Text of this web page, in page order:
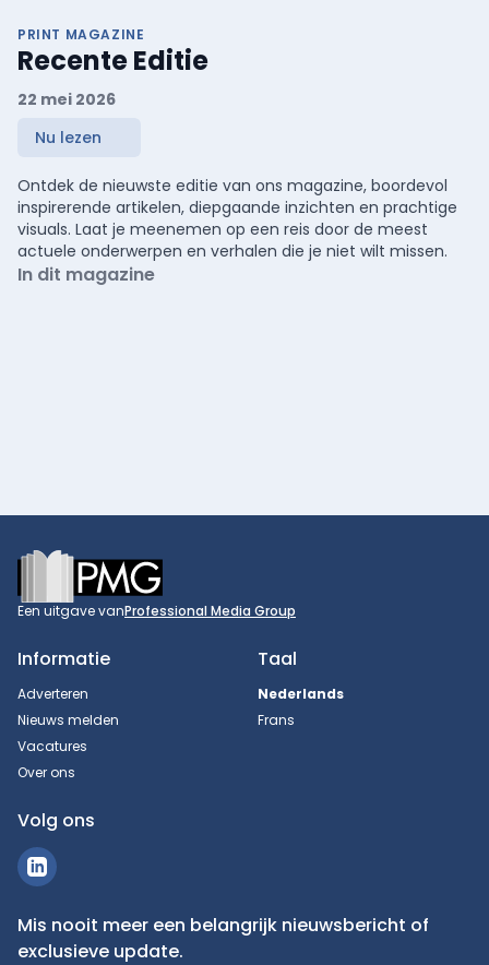
PRINT MAGAZINE
Recente Editie
22 mei 2026
Nu lezen
Ontdek de nieuwste editie van ons magazine, boordevol
inspirerende artikelen, diepgaande inzichten en prachtige
visuals. Laat je meenemen op een reis door de meest
actuele onderwerpen en verhalen die je niet wilt missen.
In dit magazine
Footer
Een uitgave vanProfessional Media Group
Informatie
Adverteren
Nieuws melden
Vacatures
Over ons
Taal
Nederlands
Frans
Volg ons
Mis nooit meer een belangrijk nieuwsbericht of
exclusieve update.